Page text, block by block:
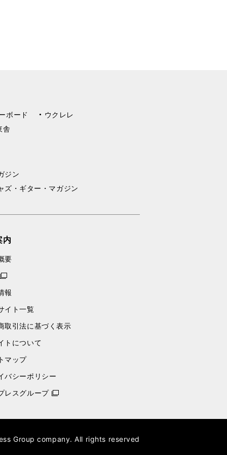
ボード
ウクレレ
舎
ジン
ズ・ギター・マガジン
内
要
報
イト一覧
取引法に基づく表示
トについて
マップ
バシーポリシー
レスグループ
Group company. All rights reserved